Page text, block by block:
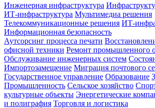
Инженерная инфраструктура
ИТ-инфраструктура Мультимедиа решения
Телекоммуникационные решения ИТ-
Информационная безопасность
Аутсорсинг процесса печати
офисной техники Ремонт промышленного
Обслуживание инженерных систем
Импортозамещение Миграция почтового
Государственное управление Образование
Промышленность Сельское хозяйство
культурные объекты Энергетические
и полиграфия Торговля и логистика